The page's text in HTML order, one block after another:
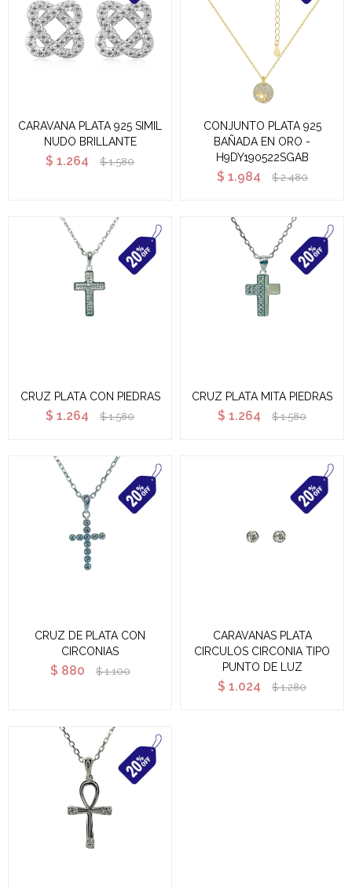
CARAVANA PLATA 925 SIMIL
NUDO BRILLANTE
$ 1.264 $ 1.580
CONJUNTO PLATA 925
BAÑADA EN ORO -
H9DY190522SGAB
$ 1.984 $ 2.480
CRUZ PLATA CON PIEDRAS
$ 1.264 $ 1.580
CRUZ PLATA MITA PIEDRAS
$ 1.264 $ 1.580
CRUZ DE PLATA CON
CIRCONIAS
$ 880 $ 1.100
CARAVANAS PLATA
CIRCULOS CIRCONIA TIPO
PUNTO DE LUZ
$ 1.024 $ 1.280